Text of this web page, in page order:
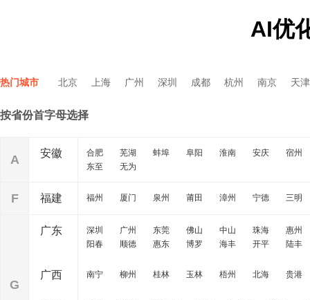
AI优
热门城市 北京 上海 广州 深圳 成都 杭州 南京 天津
按省份首字母选择
A 安徽 合肥 芜湖 蚌埠 阜阳 淮南 安庆
宿州
东至
无为
F 福建 福州 厦门 泉州 莆田 漳州 宁德 三明
G
广东 深圳 广州 东莞 佛山 中山 珠海
惠州
阳春
顺德 惠东 博罗 海丰 开平 陆丰
广西 南宁 柳州 桂林 玉林 梧州 北海 贵港